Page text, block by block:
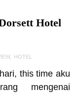
Hotel
, HOTEL
this time aku
mengenai